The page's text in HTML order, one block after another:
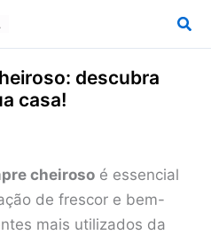
descubra
casa!
cheiroso é essencial
de frescor e bem-
mais utilizados da